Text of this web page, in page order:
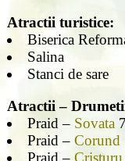
Atractii turistice:
Biserica
Salina
Stanci de sare
Atractii –
Praid – Sovata
Praid – Corund
Praid – Cristuru